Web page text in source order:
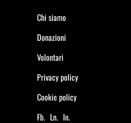
Chi siamo
Donazioni
Volontari
Privacy policy
Cookie policy
Fb. Ln. In.